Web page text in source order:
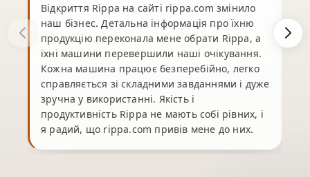
Відкриття Rippa на сайті rippa.com змінило
наш бізнес. Детальна інформація про їхню
продукцію переконала мене обрати Rippa, а
їхні машини перевершили наші очікування.
Кожна машина працює безперебійно, легко
справляється зі складними завданнями і дуже
зручна у використанні. Якість і
продуктивність Rippa не мають собі рівних, і
я радий, що rippa.com привів мене до них.